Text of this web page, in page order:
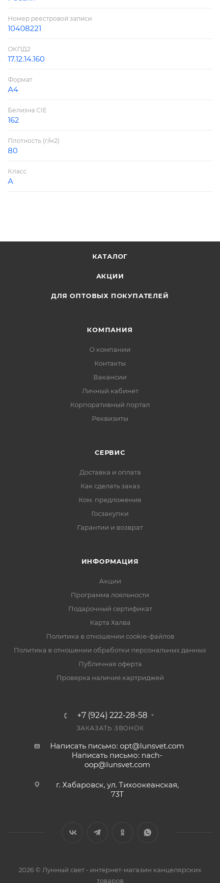
Номер реестровой записи
10408221
ОКПД2
17.12.14.160
Формат
A4
Белизна CIE
162
Плотность (г/м2)
80
Класс
A
КАТАЛОГ
АКЦИИ
ДЛЯ ОПТОВЫХ ПОКУПАТЕЛЕЙ
КОМПАНИЯ
О компании
Контакты
Вакансии
Личный кабинет
Корпоративный портал
Реквизиты
СЕРВИС
Доставка и оплата
Как сделать заказ
Ком. предложение
Госзакупки
Гарантии и возврат
ИНФОРМАЦИЯ
Акции
Программа лояльности
Подарочный сертификат
Карта Халва
Политика в отношении cookie-файлов
Политика в отношении обработки персональных данных
Публичная оферта
Проверка наличия картриджей
+7 (924) 222-28-58
ЗАКАЗАТЬ ЗВОНОК
Написать письмо: opt@lunsvet.com
Написать письмо: nach-
oop@lunsvet.com
г. Хабаровск, ул. Тихоокеанская,
73Т
2026 © Лунный свет - интернет-магазин канцелярских
товаров